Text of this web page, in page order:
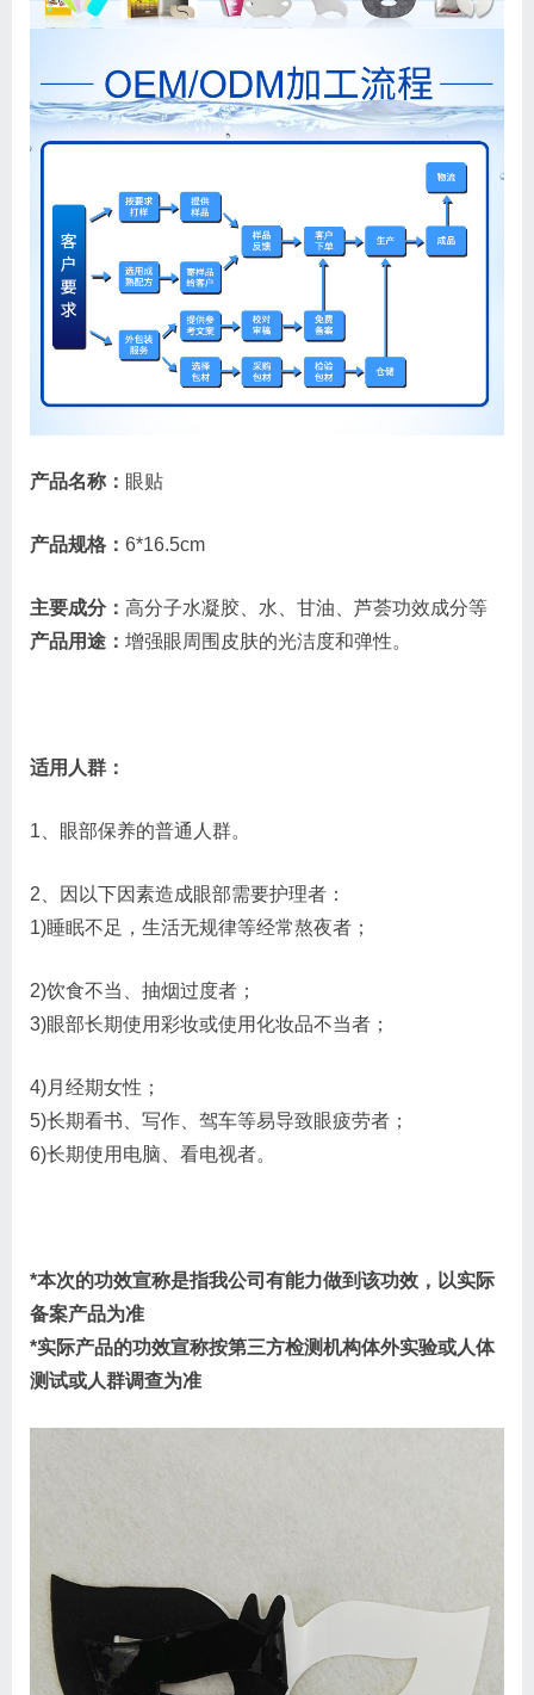
产品名称： 眼贴
产品规格： 6*16.5cm
主要成分： 高分子水凝胶、水、甘油、芦荟功效成分等
产品用途： 增强眼周围皮肤的光洁度和弹性。
适用人群：
1、眼部保养的普通人群。
2、因以下因素造成眼部需要护理者：
1)睡眠不足，生活无规律等经常熬夜者；
2)饮食不当、抽烟过度者；
3)眼部长期使用彩妆或使用化妆品不当者；
4)月经期女性；
5)长期看书、写作、驾车等易导致眼疲劳者；
6)长期使用电脑、看电视者。
*本次的功效宣称是指我公司有能力做到该功效，以实际
备案产品为准
*实际产品的功效宣称按第三方检测机构体外实验或人体
测试或人群调查为准